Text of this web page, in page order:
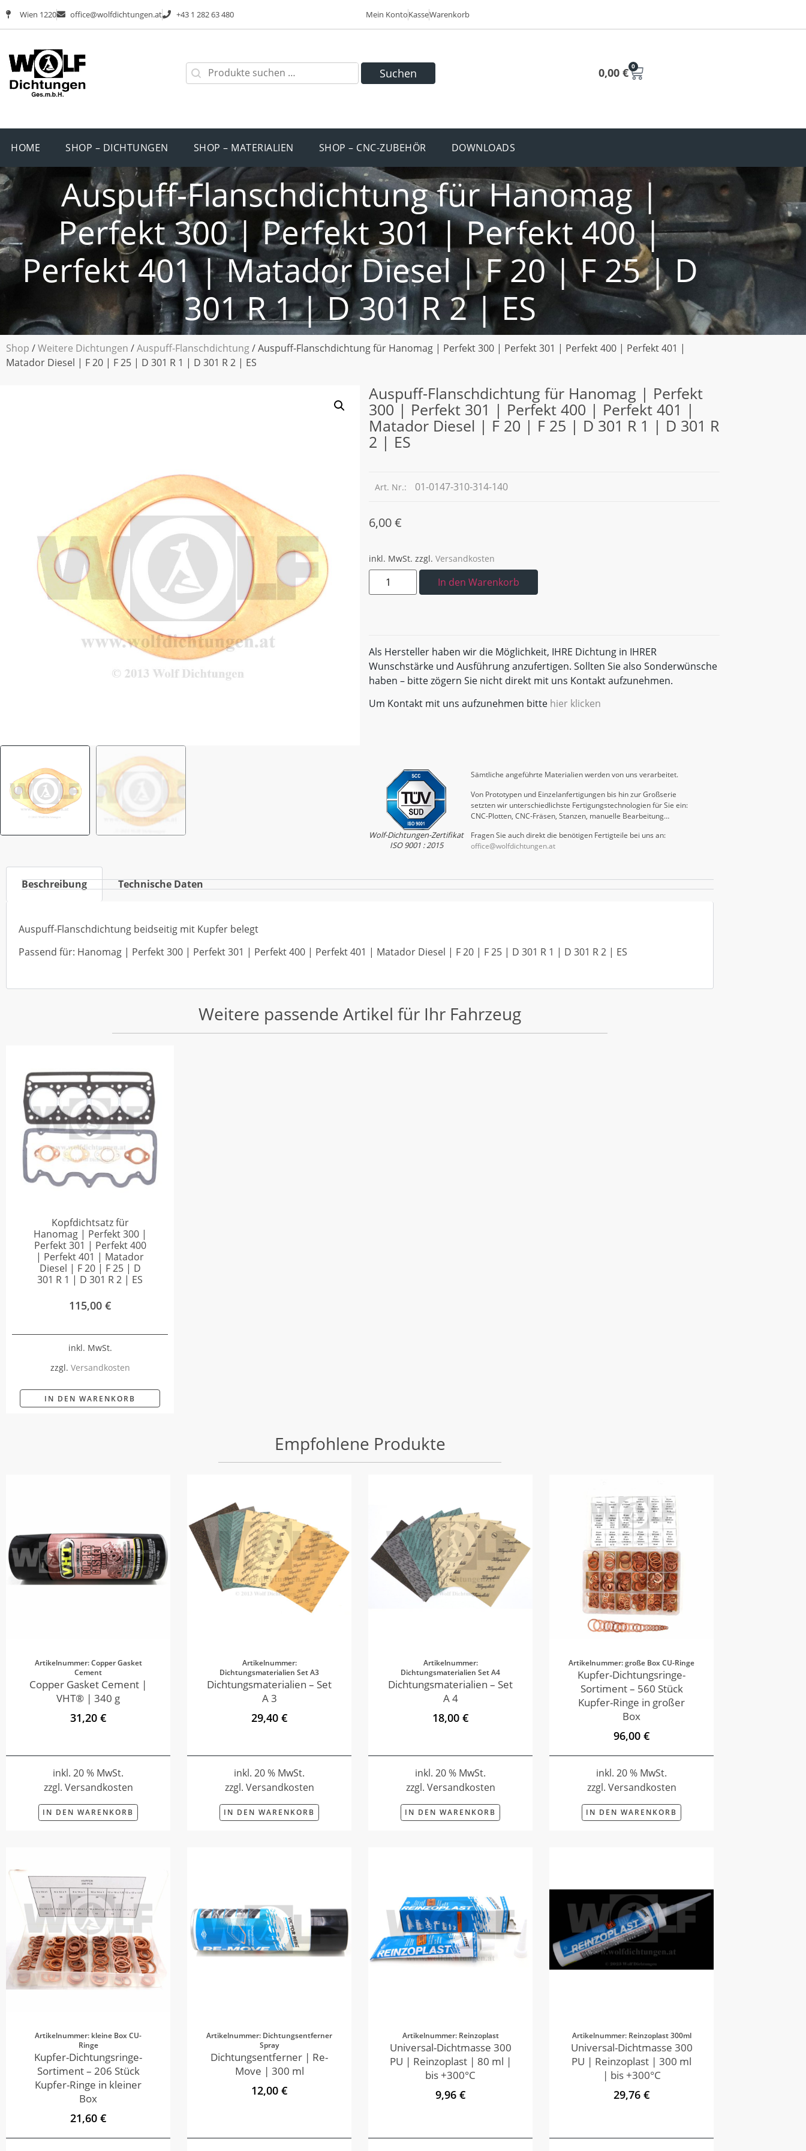
Wien 1220 office@wolfdichtungen.at +43 1 282 63 480 Mein KontoKasseWarenkorb
Suchen 0,00 € 0
HOME SHOP – DICHTUNGEN SHOP – MATERIALIEN SHOP – CNC-ZUBEHÖR DOWNLOADS
Auspuff-Flanschdichtung für Hanomag |
Perfekt 300 | Perfekt 301 | Perfekt 400 |
Perfekt 401 | Matador Diesel | F 20 | F 25 | D
301 R 1 | D 301 R 2 | ES
Shop /Weitere Dichtungen /Auspuff-Flanschdichtung/ Auspuff-Flanschdichtung für Hanomag | Perfekt 300 | Perfekt 301 | Perfekt 400 | Perfekt 401 |
Matador Diesel | F 20 | F 25 | D 301 R 1 | D 301 R 2 | ES
Auspuff-Flanschdichtung für Hanomag | Perfekt
300 | Perfekt 301 | Perfekt 400 | Perfekt 401 |
Matador Diesel | F 20 | F 25 | D 301 R 1 | D 301 R
2 | ES
Art. Nr.: 01-0147-310-314-140
6,00€
inkl. MwSt. zzgl. Versandkosten
In den Warenkorb
Als Hersteller haben wir die Möglichkeit, IHRE Dichtung in IHRER
Wunschstärke und Ausführung anzufertigen. Sollten Sie also Sonderwünsche
haben – bitte zögern Sie nicht direkt mit uns Kontakt aufzunehmen.
Um Kontakt mit uns aufzunehmen bitte hier klicken
Wolf-Dichtungen-Zertifikat
ISO 9001 : 2015
Sämtliche angeführte Materialien werden von uns verarbeitet.
Von Prototypen und Einzelanfertigungen bis hin zur Großserie
setzten wir unterschiedlichste Fertigungstechnologien für Sie ein:
CNC-Plotten, CNC-Fräsen, Stanzen, manuelle Bearbeitung…
Fragen Sie auch direkt die benötigen Fertigteile bei uns an:
office@wolfdichtungen.at
Beschreibung Technische Daten
Auspuff-Flanschdichtung beidseitig mit Kupfer belegt
Passend für: Hanomag | Perfekt 300 | Perfekt 301 | Perfekt 400 | Perfekt 401 | Matador Diesel | F 20 | F 25 | D 301 R 1 | D 301 R 2 | ES
Weitere passende Artikel für Ihr Fahrzeug
Kopfdichtsatz für
Hanomag | Perfekt 300 |
Perfekt 301 | Perfekt 400
| Perfekt 401 | Matador
Diesel | F 20 | F 25 | D
301 R 1 | D 301 R 2 | ES
115,00 €
inkl. MwSt.
zzgl. Versandkosten
IN DEN WARENKORB
Empfohlene Produkte
Artikelnummer: Copper Gasket
Cement
Copper Gasket Cement |
VHT® | 340 g
31,20 €
inkl. 20 % MwSt.
zzgl. Versandkosten
IN DEN WARENKORB
Artikelnummer:
Dichtungsmaterialien Set A3
Dichtungsmaterialien – Set
A 3
29,40 €
inkl. 20 % MwSt.
zzgl. Versandkosten
IN DEN WARENKORB
Artikelnummer:
Dichtungsmaterialien Set A4
Dichtungsmaterialien – Set
A 4
18,00 €
inkl. 20 % MwSt.
zzgl. Versandkosten
IN DEN WARENKORB
Artikelnummer: große Box CU-Ringe
Kupfer-Dichtungsringe-
Sortiment – 560 Stück
Kupfer-Ringe in großer
Box
96,00 €
inkl. 20 % MwSt.
zzgl. Versandkosten
IN DEN WARENKORB
Artikelnummer: kleine Box CU-
Ringe
Kupfer-Dichtungsringe-
Sortiment – 206 Stück
Kupfer-Ringe in kleiner
Box
21,60 €
Artikelnummer: Dichtungsentferner
Spray
Dichtungsentferner | Re-
Move | 300 ml
12,00 €
Artikelnummer: Reinzoplast
Universal-Dichtmasse 300
PU | Reinzoplast | 80 ml |
bis +300°C
9,96 €
Artikelnummer: Reinzoplast 300ml
Universal-Dichtmasse 300
PU | Reinzoplast | 300 ml
| bis +300°C
29,76 €